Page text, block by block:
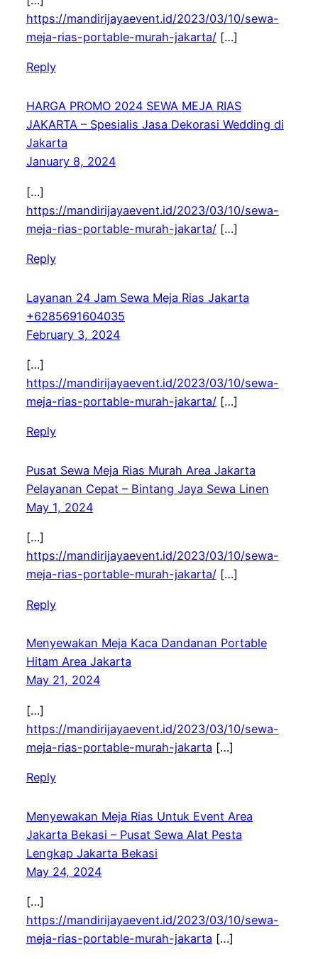
https://mandirijayaevent.id/2023/03/10/sewa-
meja-rias-portable-murah-jakarta/[…]
Reply
HARGA PROMO 2024 SEWA MEJA RIAS
JAKARTA – Spesialis Jasa Dekorasi Wedding di
Jakarta
January 8, 2024
[…]
https://mandirijayaevent.id/2023/03/10/sewa-
meja-rias-portable-murah-jakarta/[…]
Reply
Layanan 24 Jam Sewa Meja Rias Jakarta
+6285691604035
February 3, 2024
[…]
https://mandirijayaevent.id/2023/03/10/sewa-
meja-rias-portable-murah-jakarta/[…]
Reply
Pusat Sewa Meja Rias Murah Area Jakarta
Pelayanan Cepat – Bintang Jaya Sewa Linen
May 1, 2024
[…]
https://mandirijayaevent.id/2023/03/10/sewa-
meja-rias-portable-murah-jakarta/[…]
Reply
Menyewakan Meja Kaca Dandanan Portable
Hitam Area Jakarta
May 21, 2024
[…]
https://mandirijayaevent.id/2023/03/10/sewa-
meja-rias-portable-murah-jakarta […]
Reply
Menyewakan Meja Rias Untuk Event Area
Jakarta Bekasi – Pusat Sewa Alat Pesta
Lengkap Jakarta Bekasi
May 24, 2024
[…]
https://mandirijayaevent.id/2023/03/10/sewa-
meja-rias-portable-murah-jakarta […]